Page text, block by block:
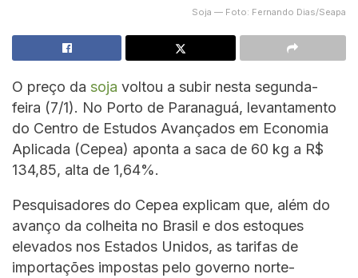
Soja — Foto: Fernando Dias/Seapa
O preço da soja voltou a subir nesta segunda-
feira (7/1). No Porto de Paranaguá, levantamento
do Centro de Estudos Avançados em Economia
Aplicada (Cepea) aponta a saca de 60 kg a R$
134,85, alta de 1,64%.
Pesquisadores do Cepea explicam que, além do
avanço da colheita no Brasil e dos estoques
elevados nos Estados Unidos, as tarifas de
importações impostas pelo governo norte-